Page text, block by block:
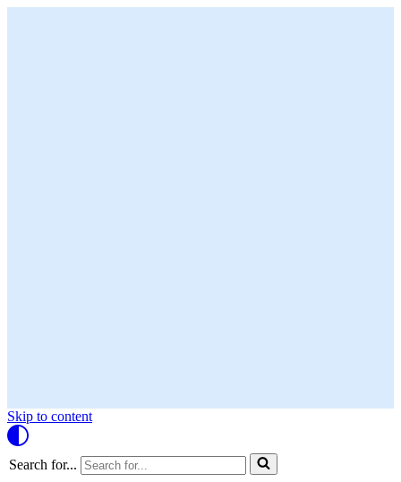
Skip to content
Search for...